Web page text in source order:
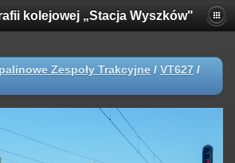
kolejowej „Stacja Wyszków"
Zespoły Trakcyjne / VT627 /